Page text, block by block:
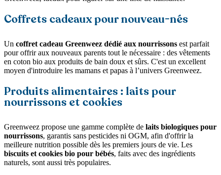
Coffrets cadeaux pour nouveau-nés
Un coffret cadeau Greenweez dédié aux nourrissons est parfait
pour offrir aux nouveaux parents tout le nécessaire : des vêtements
en coton bio aux produits de bain doux et sûrs. C'est un excellent
moyen d'introduire les mamans et papas à l’univers Greenweez.
Produits alimentaires : laits pour
nourrissons et cookies
Greenweez propose une gamme complète de laits biologiques pour
nourrissons, garantis sans pesticides ni OGM, afin d'offrir la
meilleure nutrition possible dès les premiers jours de vie. Les
biscuits et cookies bio pour bébés, faits avec des ingrédients
naturels, sont aussi très populaires.